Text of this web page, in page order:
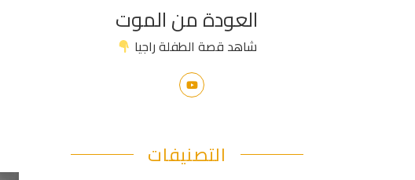
العودة من الموت
شاهد قصة الطفلة راجيا
التصنيفات